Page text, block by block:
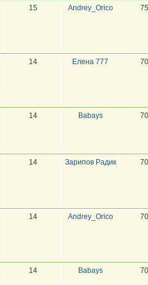
15 Andrey_Orico
14 Елена 777
14 Babays
14 Зарипов Радик
14 Andrey_Orico
14 Babays